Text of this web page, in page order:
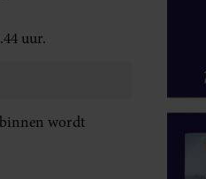
uur.
wordt